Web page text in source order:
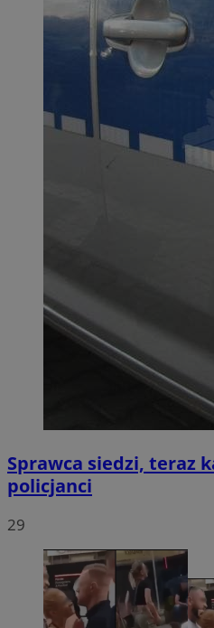
Sprawca siedzi, teraz
policjanci
29